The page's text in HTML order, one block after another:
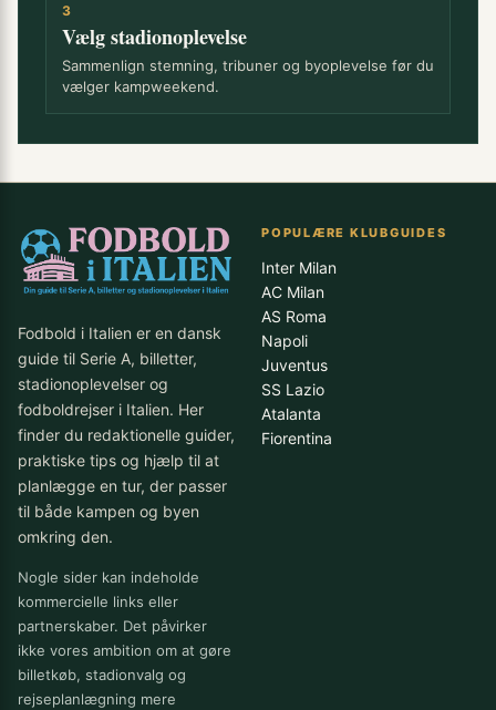
3
Vælg stadionoplevelse
Sammenlign stemning, tribuner og byoplevelse før du
vælger kampweekend.
Fodbold i Italien er en dansk
guide til Serie A, billetter,
stadionoplevelser og
fodboldrejser i Italien. Her
finder du redaktionelle guider,
praktiske tips og hjælp til at
planlægge en tur, der passer
til både kampen og byen
omkring den.
Nogle sider kan indeholde
kommercielle links eller
partnerskaber. Det påvirker
ikke vores ambition om at gøre
billetkøb, stadionvalg og
rejseplanlægning mere
POPULÆRE KLUBGUIDES
Inter Milan
AC Milan
AS Roma
Napoli
Juventus
SS Lazio
Atalanta
Fiorentina